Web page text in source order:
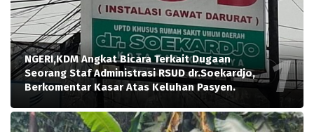
NGERI,KDM Angkat Bicara Terkait Dugaan
Seorang Staf Administrasi RSUD dr.Soekardjo,
Berkomentar Kasar Atas Keluhan Pasyen.